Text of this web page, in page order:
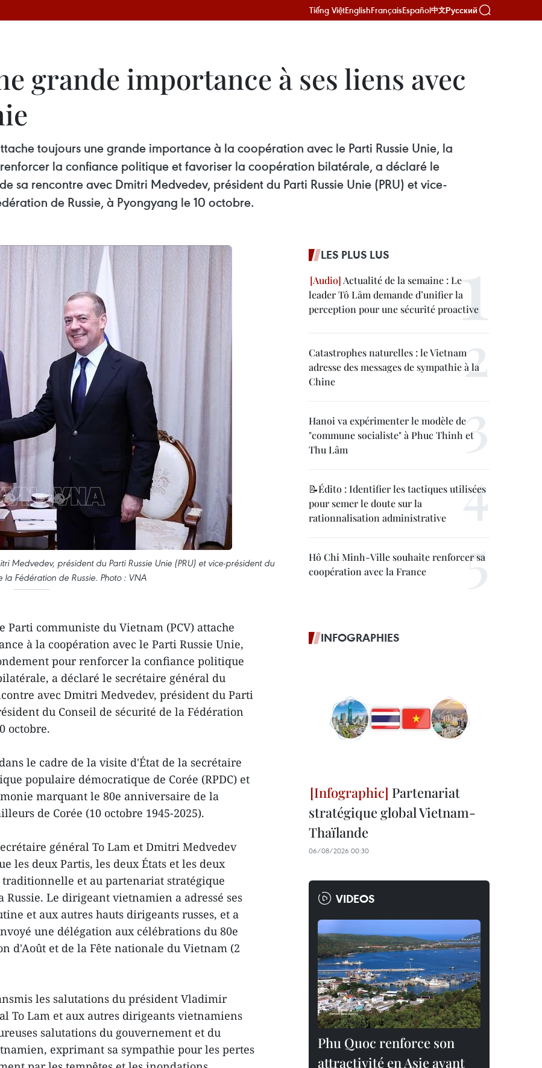
Tiếng ViệtEnglishFrançaisEspañol中文Русский
grande importance à ses liens avec
toujours une grande importance à la coopération avec le Parti Russie Unie, la
la confiance politique et favoriser la coopération bilatérale, a déclaré le
sa rencontre avec Dmitri Medvedev, président du Parti Russie Unie (PRU) et vice-
de Russie, à Pyongyang le 10 octobre.
Medvedev, président du Parti Russie Unie (PRU) et vice-président du
la Fédération de Russie. Photo : VNA
Parti communiste du Vietnam (PCV) attache
à la coopération avec le Parti Russie Unie,
pour renforcer la confiance politique
a déclaré le secrétaire général du
avec Dmitri Medvedev, président du Parti
du Conseil de sécurité de la Fédération
octobre.
le cadre de la visite d'État de la secrétaire
populaire démocratique de Corée (RPDC) et
marquant le 80e anniversaire de la
de Corée (10 octobre 1945-2025).
général To Lam et Dmitri Medvedev
les deux Partis, les deux États et les deux
et au partenariat stratégique
Le dirigeant vietnamien a adressé ses
et aux autres hauts dirigeants russes, et a
une délégation aux célébrations du 80e
d'Août et de la Fête nationale du Vietnam (2
les salutations du président Vladimir
To Lam et aux autres dirigeants vietnamiens
salutations du gouvernement et du
exprimant sa sympathie pour les pertes
LES PLUS LUS
Actualité de la semaine : Le
leader Tô Lâm demande d’unifier la
perception pour une sécurité proactive
Catastrophes naturelles : le Vietnam
adresse des messages de sympathie à la
Chine
Hanoi va expérimenter le modèle de
"commune socialiste" à Phuc Thinh et
Thu Lâm
📝Édito : Identifier les tactiques utilisées
pour semer le doute sur la
rationnalisation administrative
Hô Chi Minh-Ville souhaite renforcer sa
coopération avec la France
INFOGRAPHIES
Partenariat
stratégique global Vietnam-
Thaïlande
06/08/2026 00:30
VIDEOS
Phu Quoc renforce son
attractivité en Asie avant